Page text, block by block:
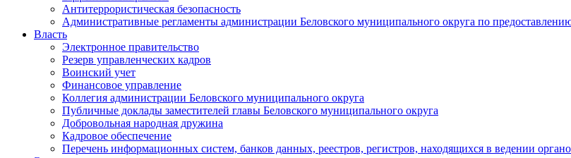
Антитеррористическая безопасность
Административные регламенты администрации Беловского муниципального округа по
Власть
Электронное правительство
Резерв управленческих кадров
Воинский учет
Финансовое управление
Коллегия администрации Беловского муниципального округа
Публичные доклады заместителей главы Беловского муниципального округа
Добровольная народная дружина
Кадровое обеспечение
Перечень информационных систем, банков данных, реестров, регистров, находящихся в ведении